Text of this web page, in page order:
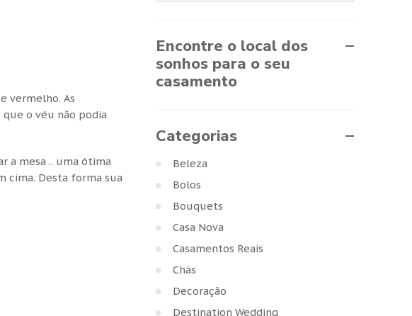
vermelho. As
o véu não podia
a mesa .. uma ótima
cima. Desta forma sua
Encontre o local dos
sonhos para o seu
casamento
Categorias
Beleza
Bolos
Bouquets
Casa Nova
Casamentos Reais
Chás
Decoração
Destination Wedding